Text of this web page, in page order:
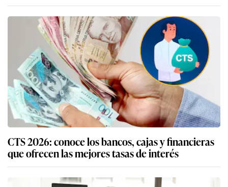
CTS 2026: conoce los bancos, cajas y financieras
que ofrecen las mejores tasas de interés